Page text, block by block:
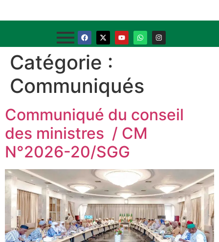
Catégorie :
Communiqués
Communiqué du conseil
des ministres / CM
N°2026-20/SGG